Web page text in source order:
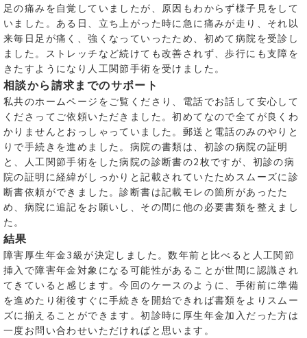
足の痛みを自覚していましたが、原因もわからず様子見をして
いました。ある日、立ち上がった時に急に痛みが走り、それ以
来毎日足が痛く、強くなっていったため、初めて病院を受診し
ました。ストレッチなど続けても改善されず、歩行にも支障を
きたすようになり人工関節手術を受けました。
相談から請求までのサポート
私共のホームページをご覧くださり、電話でお話して安心して
くださってご依頼いただきました。初めてなので全てが良くわ
かりませんとおっしゃっていました。郵送と電話のみのやりと
りで手続きを進めました。病院の書類は、初診の病院の証明
と、人工関節手術をした病院の診断書の2枚ですが、初診の病
院の証明に経緯がしっかりと記載されていたためスムーズに診
断書依頼ができました。診断書は記載モレの箇所があったた
め、病院に追記をお願いし、その間に他の必要書類を整えまし
た。
結果
障害厚生年金3級が決定しました。数年前と比べると人工関節
挿入で障害年金対象になる可能性があることが世間に認識され
てきていると感じます。今回のケースのように、手術前に準備
を進めたり術後すぐに手続きを開始できれば書類をよりスムー
ズに揃えることができます。初診時に厚生年金加入だった方は
一度お問い合わせいただければと思います。